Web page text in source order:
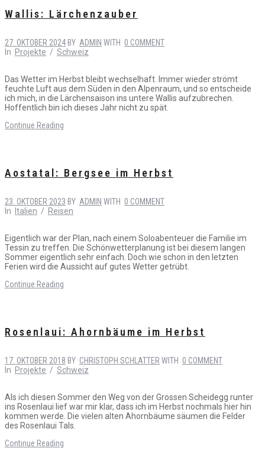
Wallis: Lärchenzauber
27. OKTOBER 2024 BY ADMIN WITH 0 COMMENT
In Projekte / Schweiz
Das Wetter im Herbst bleibt wechselhaft. Immer wieder strömt
feuchte Luft aus dem Süden in den Alpenraum, und so entscheide
ich mich, in die Lärchensaison ins untere Wallis aufzubrechen.
Hoffentlich bin ich dieses Jahr nicht zu spät.
Continue Reading
Aostatal: Bergsee im Herbst
23. OKTOBER 2023 BY ADMIN WITH 0 COMMENT
In
Italien / Reisen
Eigentlich war der Plan, nach einem Soloabenteuer die Familie im
Tessin zu treffen. Die Schönwetterplanung ist bei diesem langen
Sommer eigentlich sehr einfach. Doch wie schon in den letzten
Ferien wird die Aussicht auf gutes Wetter getrübt.
Continue Reading
Rosenlaui: Ahornbäume im Herbst
17. OKTOBER 2018 BY CHRISTOPH SCHLATTER WITH 0 COMMENT
In Projekte / Schweiz
Als ich diesen Sommer den Weg von der Grossen Scheidegg runter
ins Rosenlaui lief war mir klar, dass ich im Herbst nochmals hier hin
kommen werde. Die vielen alten Ahornbäume säumen die Felder
des Rosenlaui Tals.
Continue Reading